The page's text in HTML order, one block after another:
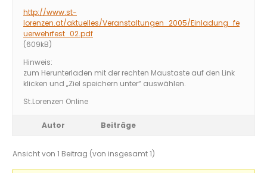
http://www.st-
lorenzen.at/aktuelles/Veranstaltungen_2005/Einladung_fe
uerwehrfest_02.pdf
(609kB)
Hinweis:
zum Herunterladen mit der rechten Maustaste auf den Link
klicken und „Ziel speichern unter“ auswählen.
St.Lorenzen Online
Autor Beiträge
Ansicht von 1 Beitrag (von insgesamt 1)